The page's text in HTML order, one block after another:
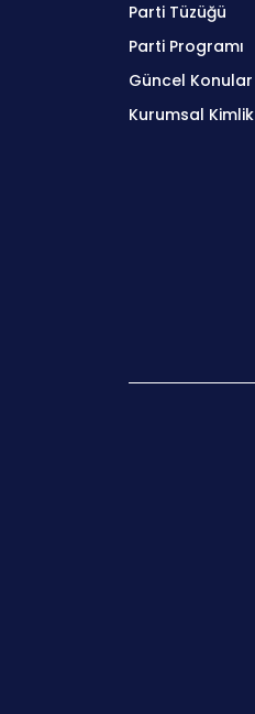
Parti Tüzüğü
Parti Programı
Güncel Konular
Kurumsal Kimlik